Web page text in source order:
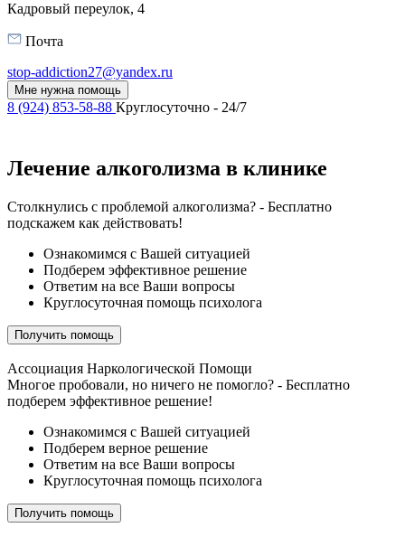
Кадровый переулок, 4
Почта
stop-addiction27@yandex.ru
Мне нужна помощь
8 (924) 853-58-88 Круглосуточно - 24/7
Лечение алкоголизма в клинике
Столкнулись с проблемой алкоголизма? - Бесплатно
подскажем как действовать!
Ознакомимся с Вашей ситуацией
Подберем эффективное решение
Ответим на все Ваши вопросы
Круглосуточная помощь психолога
Получить помощь
Ассоциация Наркологической Помощи
Многое пробовали, но ничего не помогло? - Бесплатно
подберем эффективное решение!
Ознакомимся с Вашей ситуацией
Подберем верное решение
Ответим на все Ваши вопросы
Круглосуточная помощь психолога
Получить помощь